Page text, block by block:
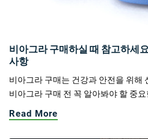
비아그라 구매하실 때 참고하세
사항
비아그라 구매는 건강과 안전을 위해
비아그라 구매 전 꼭 알아봐야 할 중
Read More